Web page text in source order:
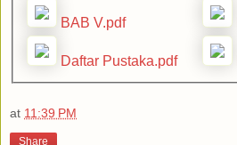
BAB V.pdf
Daftar Pustaka.pdf
at 11:39 PM
Share